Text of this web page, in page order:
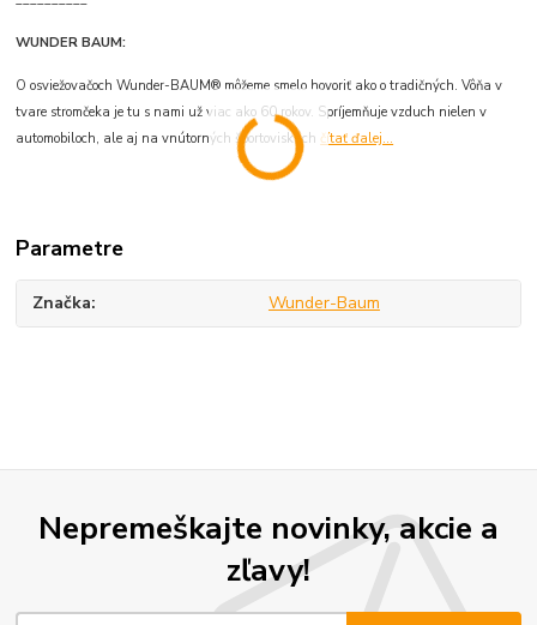
WUNDER BAUM:
O osviežovačoch Wunder-BAUM® môžeme smelo hovoriť ako o tradičných. Vôňa v
tvare stromčeka je tu s nami už viac ako 60 rokov. Spríjemňuje vzduch nielen v
automobiloch, ale aj na vnútorných športoviskáchčítať ďalej...
Parametre
Značka Wunder-Baum
Nepremeškajte novinky, akcie a
zľavy!